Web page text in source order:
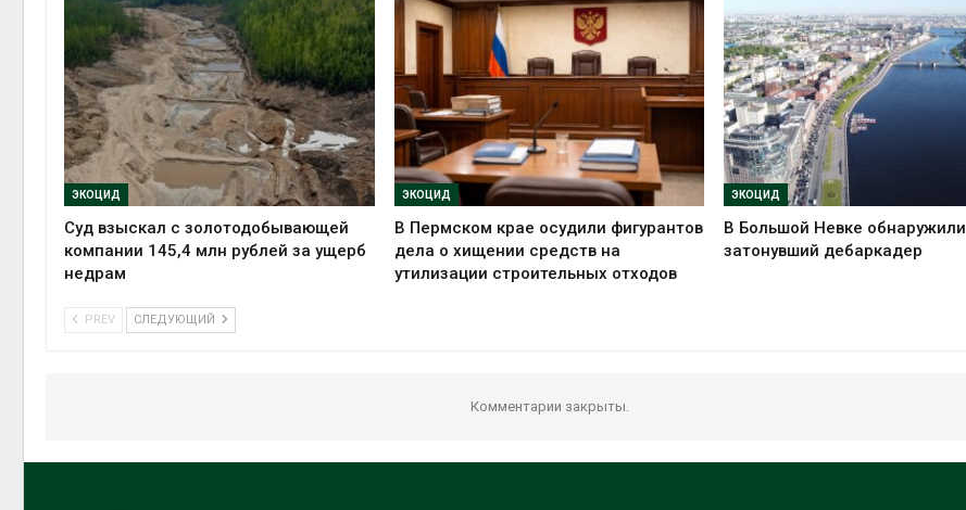
ЭКОЦИД
Суд взыскал с золотодобывающей
компании 145,4 млн рублей за ущерб
недрам
ЭКОЦИД
В Пермском крае осудили фигурантов
дела о хищении средств на
утилизации строительных отходов
ЭКОЦИД
В Большой Невке обнаружили
затонувший дебаркадер
PREV СЛЕДУЮЩИЙ
Комментарии закрыты.